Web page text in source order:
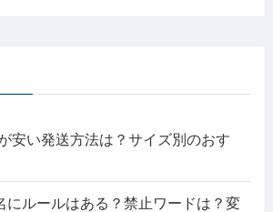
安い発送方法は？サイズ別のおす
にルールはある？禁止ワードは？変